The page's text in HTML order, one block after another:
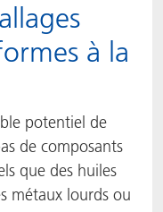
à la
potentiel de
de composants
que des huiles
métaux lourds ou